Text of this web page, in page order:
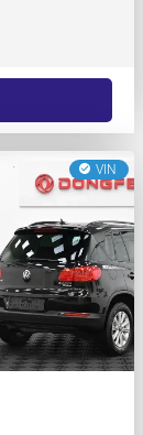
VIN